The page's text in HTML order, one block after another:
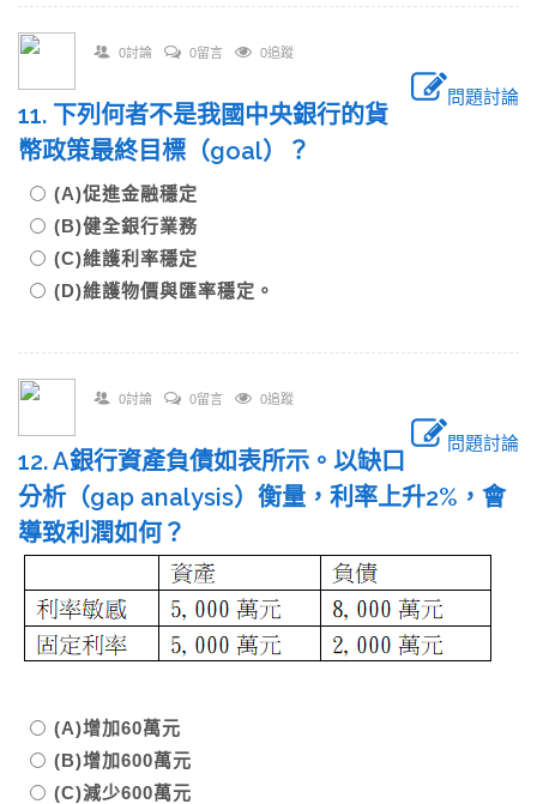
0討論 0留言 0追蹤
問題討論
11. 下列何者不是我國中央銀行的貨
幣政策最終目標（goal）？
(A)促進金融穩定
(B)健全銀行業務
(C)維護利率穩定
(D)維護物價與匯率穩定。
0討論 0留言 0追蹤
問題討論
12. A銀行資產負債如表所示。以缺口
分析（gap analysis）衡量，利率上升2%，會
導致利潤如何？
(A)增加60萬元
(B)增加600萬元
(C)減少600萬元